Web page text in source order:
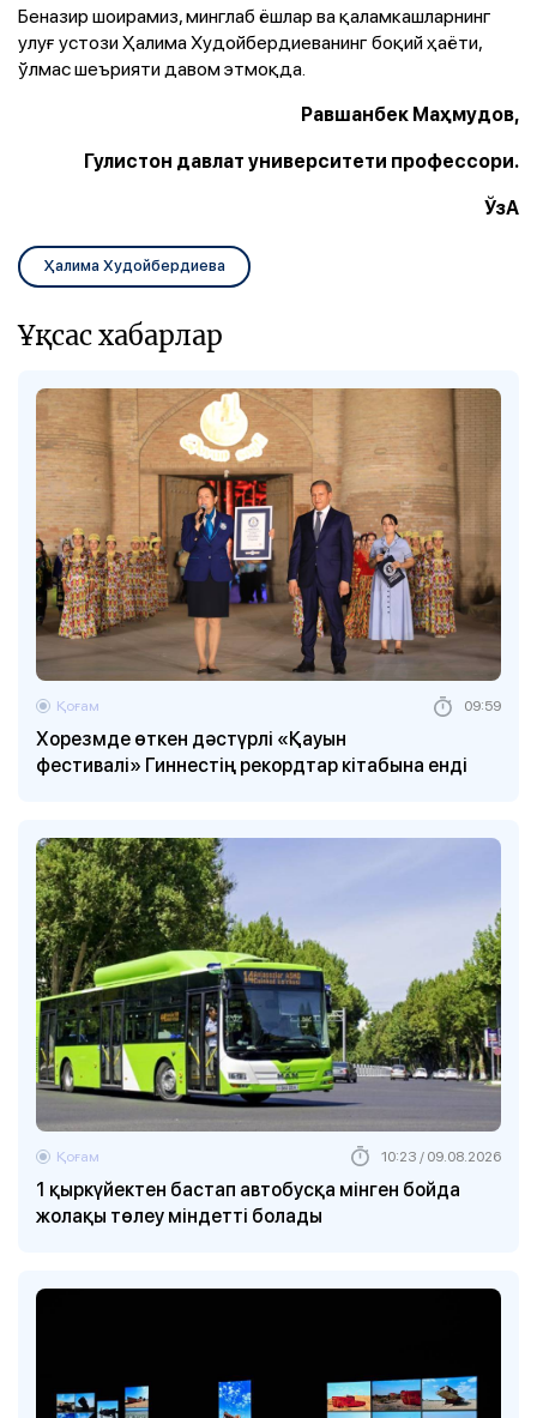
Беназир шоирамиз, минглаб ёшлар ва қаламкашларнинг
улуғ устози Ҳалима Худойбердиеванинг боқий ҳаёти,
ўлмас шеърияти давом этмоқда.
Равшанбек Маҳмудов,
Гулистон давлат университети профессори.
ЎзА
Ҳалима Худойбердиева
Ұқсас хабарлар
Хорезмде өткен дәстүрлі «Қауын
фестивалі» Гиннестің рекордтар кітабына енді
Қоғам 09:59
1 қыркүйектен бастап автобусқа мінген бойда
жолақы төлеу міндетті болады
Қоғам 10:23 / 09.08.2026